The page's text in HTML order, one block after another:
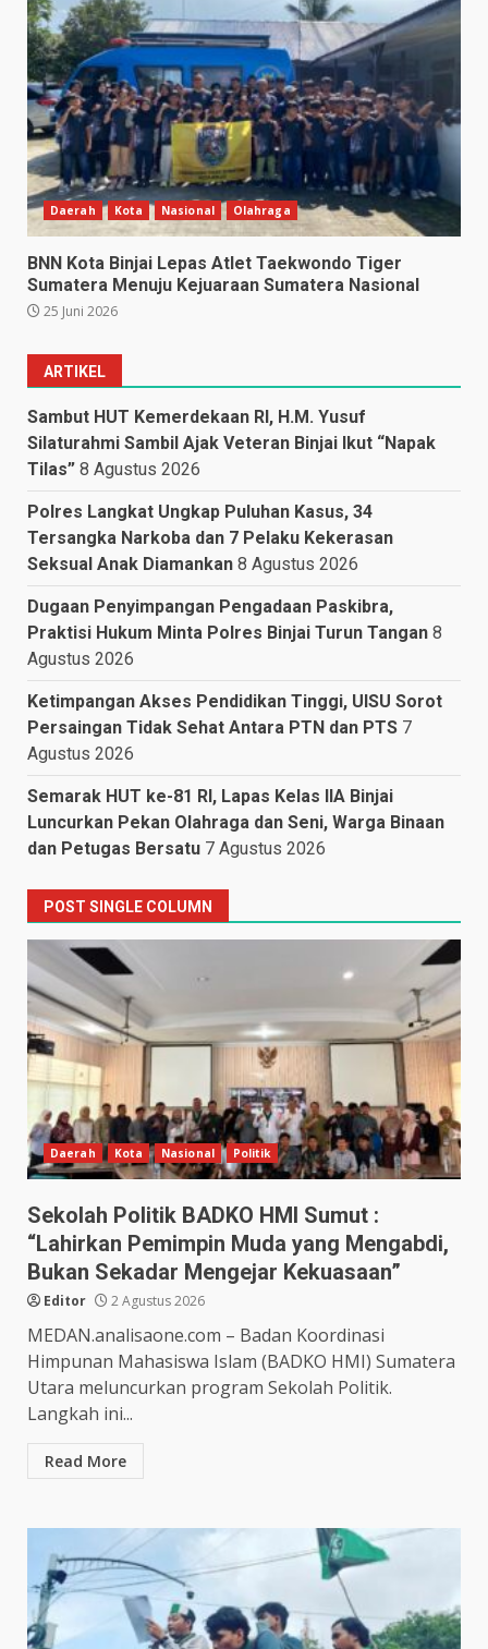
Daerah Kota Nasional Olahraga
BNN Kota Binjai Lepas Atlet Taekwondo Tiger
Sumatera Menuju Kejuaraan Sumatera Nasional
25 Juni 2026
ARTIKEL
Sambut HUT Kemerdekaan RI, H.M. Yusuf
Silaturahmi Sambil Ajak Veteran Binjai Ikut “Napak
Tilas” 8 Agustus 2026
Polres Langkat Ungkap Puluhan Kasus, 34
Tersangka Narkoba dan 7 Pelaku Kekerasan
Seksual Anak Diamankan 8 Agustus 2026
Dugaan Penyimpangan Pengadaan Paskibra,
Praktisi Hukum Minta Polres Binjai Turun Tangan 8
Agustus 2026
Ketimpangan Akses Pendidikan Tinggi, UISU Sorot
Persaingan Tidak Sehat Antara PTN dan PTS 7
Agustus 2026
Semarak HUT ke-81 RI, Lapas Kelas IIA Binjai
Luncurkan Pekan Olahraga dan Seni, Warga Binaan
dan Petugas Bersatu 7 Agustus 2026
POST SINGLE COLUMN
Daerah Kota Nasional Politik
Sekolah Politik BADKO HMI Sumut :
“Lahirkan Pemimpin Muda yang Mengabdi,
Bukan Sekadar Mengejar Kekuasaan”
Editor 2 Agustus 2026
MEDAN.analisaone.com – Badan Koordinasi
Himpunan Mahasiswa Islam (BADKO HMI) Sumatera
Utara meluncurkan program Sekolah Politik.
Langkah ini...
Read More